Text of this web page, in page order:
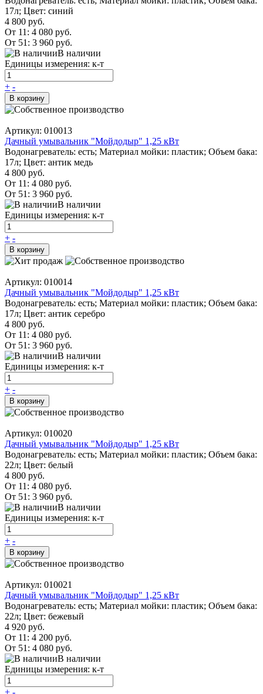
17л; Цвет: синий
4 800 руб.
От 11: 4 080 руб.
От 51: 3 960 руб.
В наличии
Единицы измерения: к-т
+ -
В корзину
Артикул: 010013
Дачный умывальник "Мойдодыр" 1,25 кВт
Водонагреватель: есть; Материал мойки: пластик; Объем бака:
17л; Цвет: антик медь
4 800 руб.
От 11: 4 080 руб.
От 51: 3 960 руб.
В наличии
Единицы измерения: к-т
+ -
В корзину
Артикул: 010014
Дачный умывальник "Мойдодыр" 1,25 кВт
Водонагреватель: есть; Материал мойки: пластик; Объем бака:
17л; Цвет: антик серебро
4 800 руб.
От 11: 4 080 руб.
От 51: 3 960 руб.
В наличии
Единицы измерения: к-т
+ -
В корзину
Артикул: 010020
Дачный умывальник "Мойдодыр" 1,25 кВт
Водонагреватель: есть; Материал мойки: пластик; Объем бака:
22л; Цвет: белый
4 800 руб.
От 11: 4 080 руб.
От 51: 3 960 руб.
В наличии
Единицы измерения: к-т
+ -
В корзину
Артикул: 010021
Дачный умывальник "Мойдодыр" 1,25 кВт
Водонагреватель: есть; Материал мойки: пластик; Объем бака:
22л; Цвет: бежевый
4 920 руб.
От 11: 4 200 руб.
От 51: 4 080 руб.
В наличии
Единицы измерения: к-т
+ -